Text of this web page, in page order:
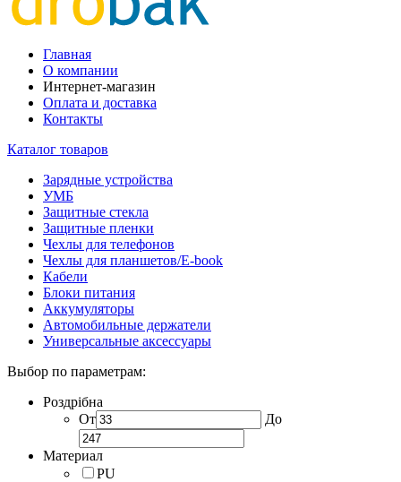
Главная
О компании
Интернет-магазин
Оплата и доставка
Контакты
Каталог товаров
Зарядные устройства
УМБ
Защитные стекла
Защитные пленки
Чехлы для телефонов
Чехлы для планшетов/E-book
Кабели
Блоки питания
Аккумуляторы
Автомобильные держатели
Универсальные аксессуары
Выбор по параметрам:
Роздрібна
От
До
Материал
PU